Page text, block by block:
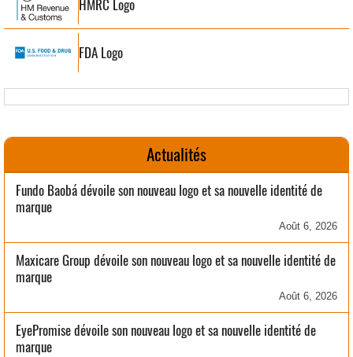
HMRC Logo
FDA Logo
Actualités
Fundo Baobá dévoile son nouveau logo et sa nouvelle identité de
marque
Août 6, 2026
Maxicare Group dévoile son nouveau logo et sa nouvelle identité de
marque
Août 6, 2026
EyePromise dévoile son nouveau logo et sa nouvelle identité de
marque